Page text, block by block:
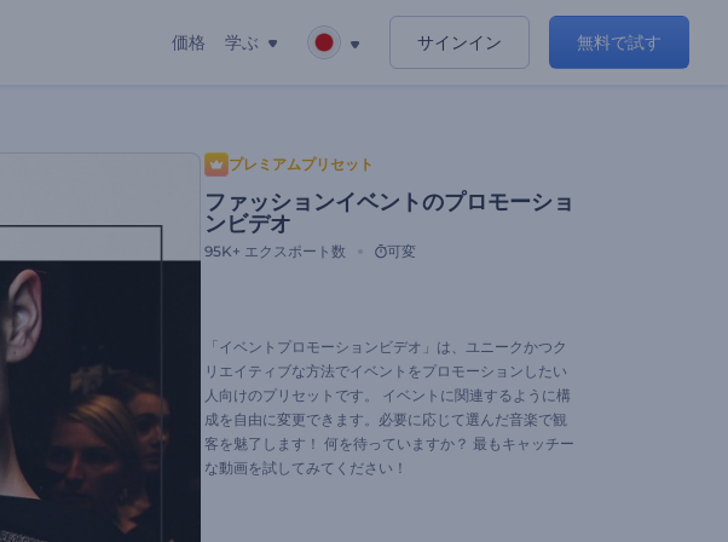
価格 学ぶ サインイン 無料で試す
プレミアムプリセット
ファッションイベントのプロモーショ
ンビデオ
95K+ エクスポート数 可変
「イベントプロモーションビデオ」は、ユニークかつク
リエイティブな方法でイベントをプロモーションしたい
人向けのプリセットです。 イベントに関連するように構
成を自由に変更できます。必要に応じて選んだ音楽で観
客を魅了します！ 何を待っていますか？ 最もキャッチー
な動画を試してみてください！